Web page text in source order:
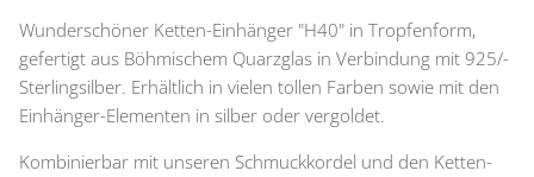
Wunderschöner Ketten-Einhänger "H40" in Tropfenform,
gefertigt aus Böhmischem Quarzglas in Verbindung mit 925/-
Sterlingsilber. Erhältlich in vielen tollen Farben sowie mit den
Einhänger-Elementen in silber oder vergoldet.
Kombinierbar mit unseren Schmuckkordel und den Ketten-